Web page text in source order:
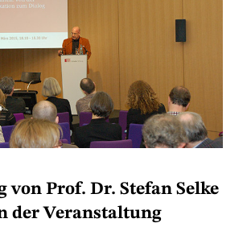
von Prof. Dr. Stefan Selke
der Veranstaltung